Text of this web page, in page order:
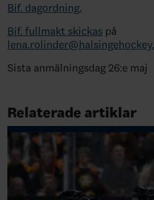
Bif. dagordning.
Bif. fullmakt skickas på
Sista anmälningsdag 26:e maj
Relaterade artiklar